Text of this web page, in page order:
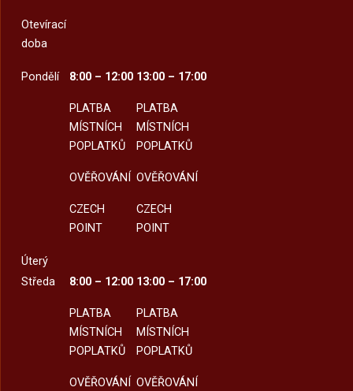
Otevírací
doba
Pondělí 8:00 – 12:00
PLATBA
MÍSTNÍCH
POPLATKŮ
OVĚŘOVÁNÍ
CZECH
POINT
13:00 – 17:00
PLATBA
MÍSTNÍCH
POPLATKŮ
OVĚŘOVÁNÍ
CZECH
POINT
Úterý
Středa
8:00 – 12:00
PLATBA
MÍSTNÍCH
POPLATKŮ
OVĚŘOVÁNÍ
13:00 – 17:00
PLATBA
MÍSTNÍCH
POPLATKŮ
OVĚŘOVÁNÍ